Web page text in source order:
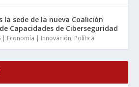
la sede de la nueva Coalición
Capacidades de Ciberseguridad
| Economía | Innovación, Política